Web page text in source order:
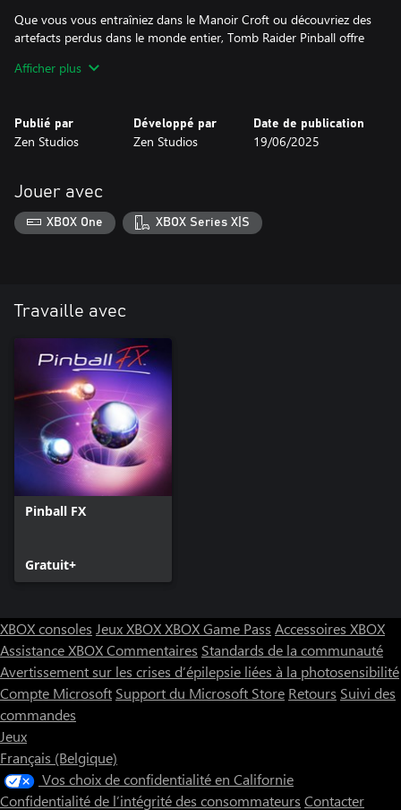
Que vous vous entraîniez dans le Manoir Croft ou découvriez des
artefacts perdus dans le monde entier, Tomb Raider Pinball offre
attend... êtes-vous prêt ?
companies. All rights reserved. TOMB RAIDER PINBALL, TOMB
RAIDER PINBALL: ADVENTURES OF LARA CROFT, TOMB RAIDER
CROFT, CRYSTAL DYNAMICS, and the CRYSTAL DYNAMICS logo
are trademarks of the Crystal Dynamics group of companies.
Game Code © 2025 Zen Studios Ltd. All Rights Reserved.
Afficher plus
Publié par
Zen Studios
Développé par
Zen Studios
Date de publication
19/06/2025
Jouer avec
XBOX One XBOX Series X|S
Travaille avec
Pinball FX
Gratuit+
XBOX consoles Jeux XBOXXBOX Game Pass Accessoires XBOX
Assistance XBOXCommentaires Standards de la communauté
Avertissement sur les crises d’épilepsie liées à la photosensibilité
Compte Microsoft Support du Microsoft Store Retours Suivi des
commandes
Jeux
Français (Belgique)
Vos choix de confidentialité en Californie
Confidentialité de l’intégrité des consommateurs Contacter